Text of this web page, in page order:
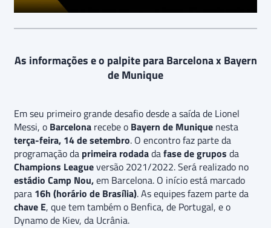
As informações e o palpite para Barcelona x Bayern
de Munique
Em seu primeiro grande desafio desde a saída de Lionel
Messi, o Barcelona recebe o Bayern de Munique nesta
terça-feira, 14 de setembro. O encontro faz parte da
programação da primeira rodadadafase de grupos da
Champions Leagueversão 2021/2022. Será realizado no
estádio Camp Nou,em Barcelona. O início está marcado
para 16h (horário de Brasília). As equipes fazem parte da
chave E, que tem também o Benfica, de Portugal, e o
Dynamo de Kiev, da Ucrânia.